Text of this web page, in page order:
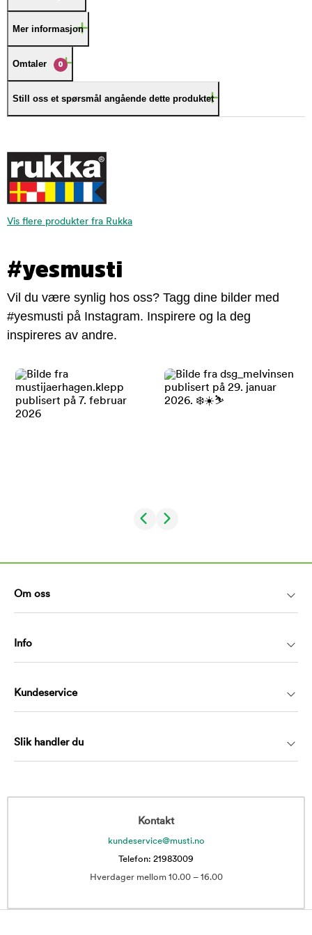
Mer informasjon
Omtaler 0
Still oss et spørsmål angående dette produktet
Vis flere produkter fra Rukka
#yesmusti
Vil du være synlig hos oss? Tagg dine bilder med
#yesmusti på Instagram. Inspirere og la deg
inspireres av andre.
Om oss
Info
Kundeservice
Slik handler du
Kontakt
kundeservice@musti.no
Telefon: 21983009
Hverdager mellom 10.00 – 16.00